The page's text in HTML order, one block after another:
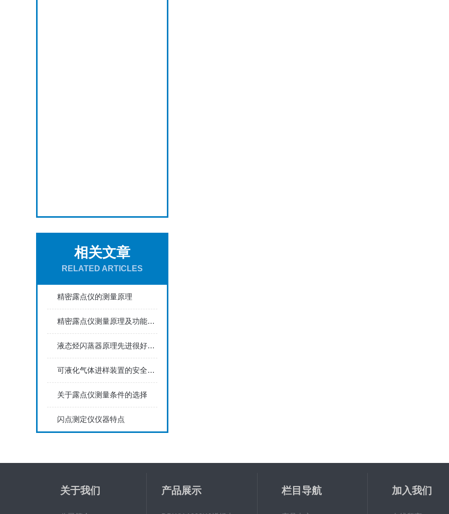
相关文章
RELATED ARTICLES
精密露点仪的测量原理
精密露点仪测量原理及功能特点
液态烃闪蒸器原理先进很好地解决了技术分析难题
可液化气体进样装置的安全使用注意事项
关于露点仪测量条件的选择
闪点测定仪仪器特点
关于我们 产品展示 栏目导航 加入我们